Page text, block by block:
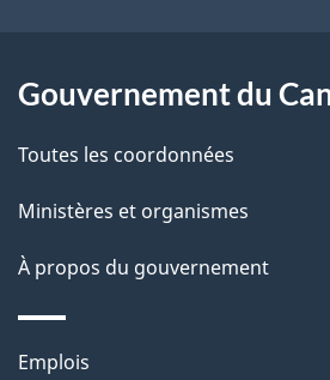
l
p
a
g
e
Gouvernement du
Toutes les coordonnées
Ministères et organismes
À propos du gouvernement
Thèmes
Emplois